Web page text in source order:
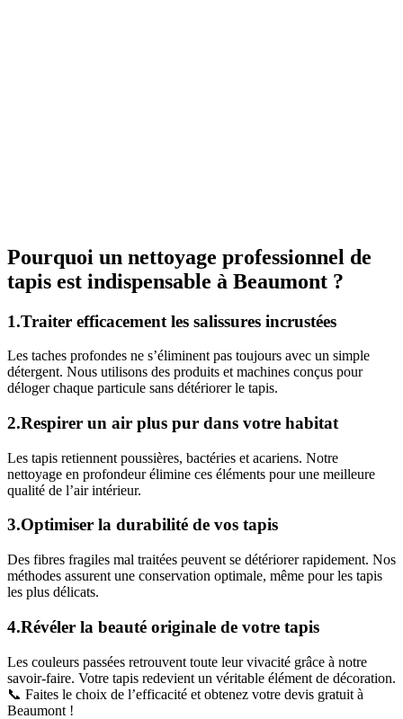
Pourquoi un nettoyage professionnel de
tapis est indispensable à Beaumont ?
1.Traiter efficacement les salissures incrustées
Les taches profondes ne s’éliminent pas toujours avec un simple
détergent. Nous utilisons des produits et machines conçus pour
déloger chaque particule sans détériorer le tapis.
2.Respirer un air plus pur dans votre habitat
Les tapis retiennent poussières, bactéries et acariens. Notre
nettoyage en profondeur élimine ces éléments pour une meilleure
qualité de l’air intérieur.
3.Optimiser la durabilité de vos tapis
Des fibres fragiles mal traitées peuvent se détériorer rapidement. Nos
méthodes assurent une conservation optimale, même pour les tapis
les plus délicats.
4.Révéler la beauté originale de votre tapis
Les couleurs passées retrouvent toute leur vivacité grâce à notre
savoir-faire. Votre tapis redevient un véritable élément de décoration.
📞 Faites le choix de l’efficacité et obtenez votre devis gratuit à
Beaumont !